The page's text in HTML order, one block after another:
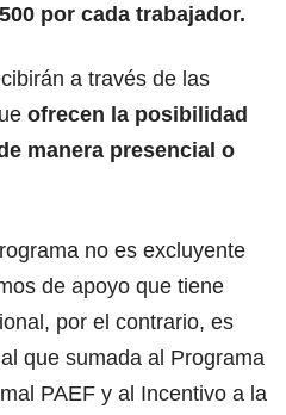
por cada trabajador.
a través de las
ofrecen la posibilidad
manera presencial o
no es excluyente
de apoyo que tiene
por el contrario, es
que sumada al Programa
PAEF y al Incentivo a la